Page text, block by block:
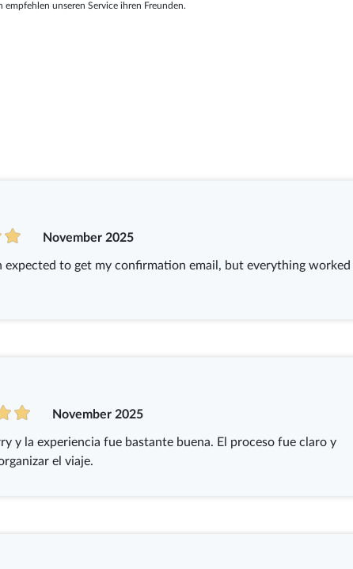
empfehlen unseren Service ihren Freunden.
November 2025
to get my confirmation email, but everything worked
November 2025
y la experiencia fue bastante buena. El proceso fue claro y
el viaje.